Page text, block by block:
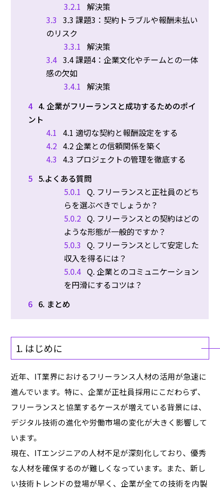
3.2.1 解決策
3.3 3.3 課題3：契約トラブルや報酬未払い
のリスク
3.3.1 解決策
3.4 3.4 課題4：企業文化やチームとの一体
感の欠如
3.4.1 解決策
4 4. 企業がフリーランスと成功するためのポイ
ント
4.1 4.1 適切な契約と報酬設定をする
4.2 4.2 企業との信頼関係を築く
4.3 4.3 プロジェクトの管理を徹底する
5 5.よくある質問
5.0.1 Q. フリーランスと正社員のどち
らを選ぶべきでしょうか？
5.0.2 Q. フリーランスとの契約はどの
ような形態が一般的ですか？
5.0.3 Q. フリーランスとして安定した
収入を得るには？
5.0.4 Q. 企業とのコミュニケーション
を円滑にするコツは？
6 6. まとめ
1. はじめに
近年、IT業界におけるフリーランス人材の活用が急速に
進んでいます。特に、企業が正社員採用にこだわらず、
フリーランスと協業するケースが増えている背景には、
デジタル技術の進化や労働市場の変化が大きく影響して
います。
現在、ITエンジニアの人材不足が深刻化しており、優秀
な人材を確保するのが難しくなっています。また、新し
い技術トレンドの登場が早く、企業が全ての技術を内製